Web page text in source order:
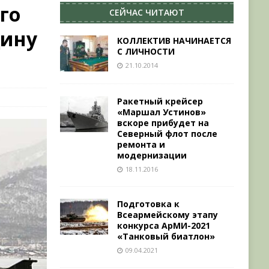
СЕЙЧАС ЧИТАЮТ
КОЛЛЕКТИВ НАЧИНАЕТСЯ
С ЛИЧНОСТИ
21.10.2014
Ракетный крейсер
«Маршал Устинов»
вскоре прибудет на
Северный флот после
ремонта и
модернизации
18.11.2016
Подготовка к
Всеармейскому этапу
конкурса АрМИ-2021
«Танковый биатлон»
09.04.2021